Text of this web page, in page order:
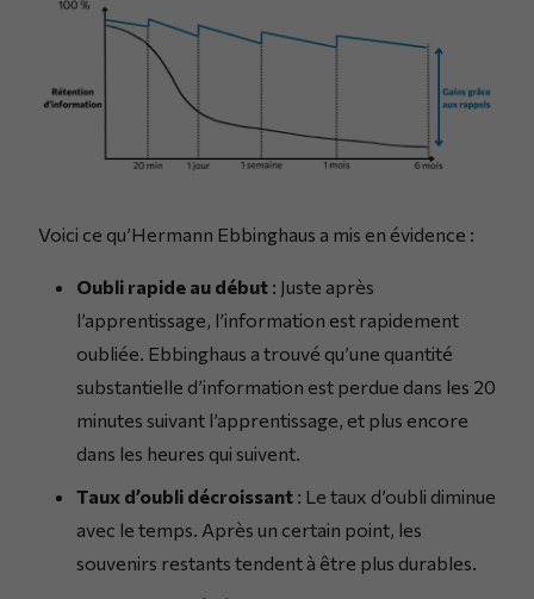
Voici ce qu’Hermann Ebbinghaus a mis en évidence :
Oubli rapide au début : Juste après
l’apprentissage, l’information est rapidement
oubliée. Ebbinghaus a trouvé qu’une quantité
substantielle d’information est perdue dans les 20
minutes suivant l’apprentissage, et plus encore
dans les heures qui suivent.
Taux d’oubli décroissant : Le taux d’oubli diminue
avec le temps. Après un certain point, les
souvenirs restants tendent à être plus durables.